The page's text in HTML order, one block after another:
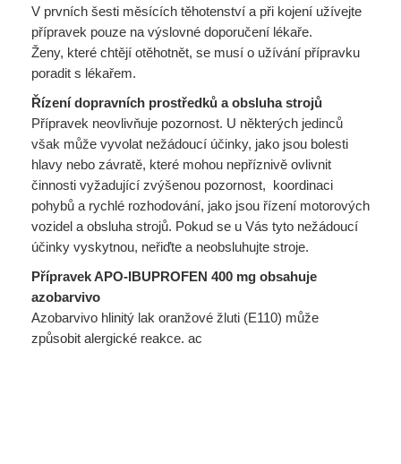
V prvních šesti měsících těhotenství a při kojení užívejte
přípravek pouze na výslovné doporučení lékaře.
Ženy, které chtějí otěhotnět, se musí o užívání přípravku
poradit s lékařem.
Řízení dopravních prostředků a obsluha strojů
Přípravek neovlivňuje pozornost. U některých jedinců
však může vyvolat nežádoucí účinky, jako jsou bolesti
hlavy nebo závratě, které mohou nepříznivě ovlivnit
činnosti vyžadující zvýšenou pozornost, koordinaci
pohybů a rychlé rozhodování, jako jsou řízení motorových
vozidel a obsluha strojů. Pokud se u Vás tyto nežádoucí
účinky vyskytnou, neřiďte a neobsluhujte stroje.
Přípravek APO-IBUPROFEN 400 mg obsahuje
azobarvivo
Azobarvivo hlinitý lak oranžové žluti (E110) může
způsobit alergické reakce. ac